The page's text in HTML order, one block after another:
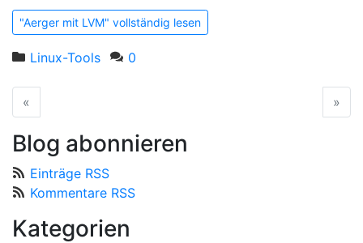
"Aerger mit LVM" vollständig lesen
Linux-Tools 0
« »
Blog abonnieren
Einträge RSS
Kommentare RSS
Kategorien